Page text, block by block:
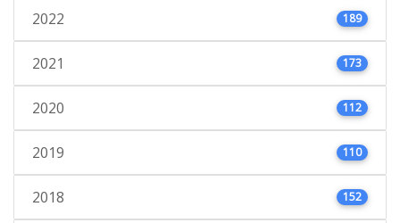
2022 189
2021 173
2020 112
2019 110
2018 152